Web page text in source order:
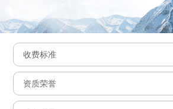
收费标准
资质荣誉